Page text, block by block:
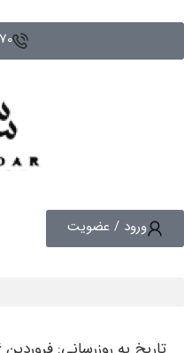
ورود / عضویت